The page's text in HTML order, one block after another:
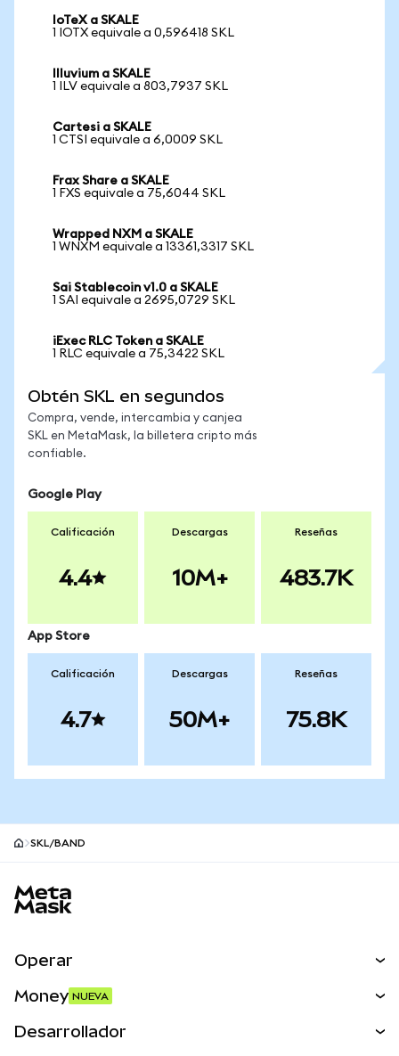
IoTeX a SKALE
1 IOTX equivale a 0,596418 SKL
Illuvium a SKALE
1 ILV equivale a 803,7937 SKL
Cartesi a SKALE
1 CTSI equivale a 6,0009 SKL
Frax Share a SKALE
1 FXS equivale a 75,6044 SKL
Wrapped NXM a SKALE
1 WNXM equivale a 13361,3317 SKL
Sai Stablecoin v1.0 a SKALE
1 SAI equivale a 2695,0729 SKL
iExec RLC Token a SKALE
1 RLC equivale a 75,3422 SKL
Obtén SKL en segundos
Compra, vende, intercambia y canjea
SKL en MetaMask, la billetera cripto más
confiable.
Google Play
Calificación
4.4
Descargas
10M+
Reseñas
483.7K
App Store
Calificación
4.7
Descargas
50M+
Reseñas
75.8K
SKL/BAND
Operar
Money NUEVA
Desarrollador